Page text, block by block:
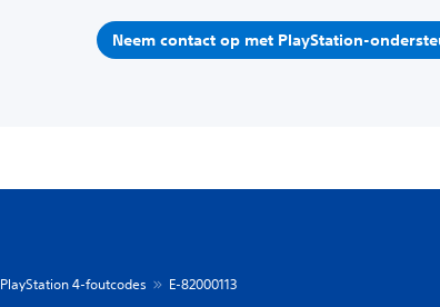
Neem contact op met PlayStation-
PlayStation 4-foutcodes E-82000113